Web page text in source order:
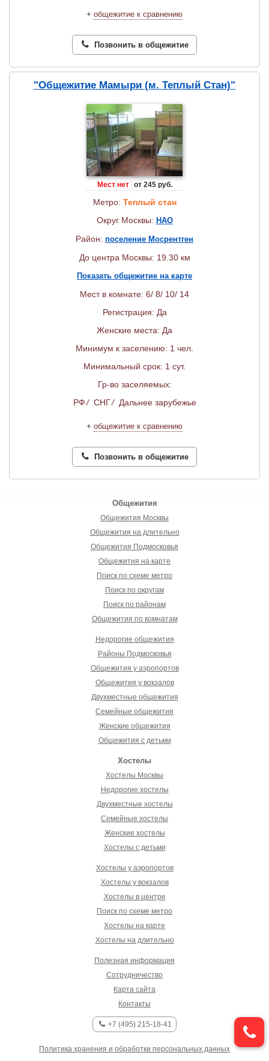
+ общежитие к сравнению
Позвонить в общежитие
"Общежитие Мамыри (м. Теплый Стан)"
Мест нет от 245 руб.
Метро: Теплый стан
Округ Москвы: НАО
Район: поселение Мосрентген
До центра Москвы: 19.30 км
Показать общежитие на карте
Мест в комнате: 6/ 8/ 10/ 14
Регистрация: Да
Женские места: Да
Минимум к заселению: 1 чел.
Минимальный срок: 1 сут.
Гр-во заселяемых:
РФ/ СНГ/ Дальнее зарубежье
+ общежитие к сравнению
Позвонить в общежитие
Общежития
Общежития Москвы
Общежития на длительно
Общежития Подмосковья
Общежития на карте
Поиск по схеме метро
Поиск по округам
Поиск по районам
Общежития по комнатам
Недорогие общежития
Районы Подмосковья
Общежития у аэропортов
Общежития у вокзалов
Двухместные общежития
Семейные общежития
Женские общежития
Общежития с детьми
Хостелы
Хостелы Москвы
Недорогие хостелы
Двухместные хостелы
Семейные хостелы
Женские хостелы
Хостелы с детьми
Хостелы у аэропортов
Хостелы у вокзалов
Хостелы в центре
Поиск по схеме метро
Хостелы на карте
Хостелы на длительно
Полезная информация
Сотрудничество
Карта сайта
Контакты
+7 (495) 215-18-41
Политика хранения и обработки персональных данных